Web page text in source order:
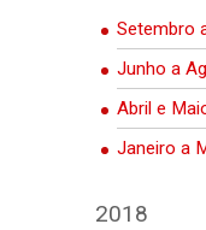
Setembro
Junho a
Abril e
Janeiro a
2018